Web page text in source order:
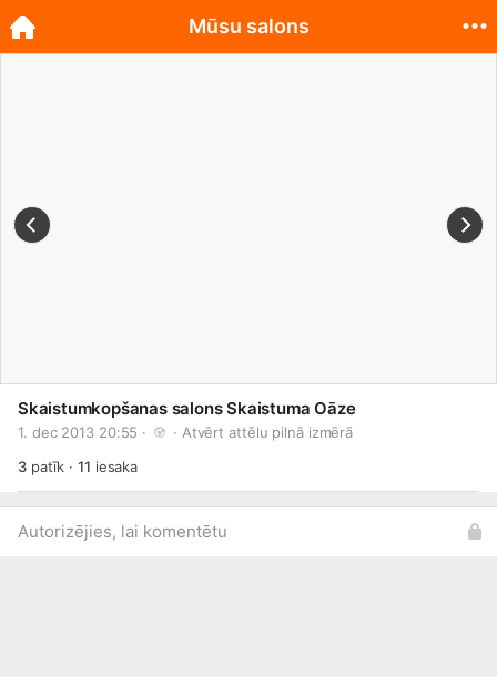
Skaistumkopšanas salons Skaistuma Oāze
1. dec 2013 20:55 · · Atvērt attēlu pilnā izmērā
3patīk ·11 iesaka
Autorizējies, lai komentētu
Mūsu salons